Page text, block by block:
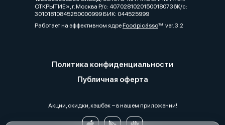
ОТКРЫТИЕ», г. Москва Р/с: 40702810201500180736К/с:
30101810845250000999 БИК: 044525999
Работает на эффективном ядреFoodpicássover. 3.2
Политика конфиденциальности
Публичная оферта
Акции, скидки, кэшбэк − в нашем приложении!